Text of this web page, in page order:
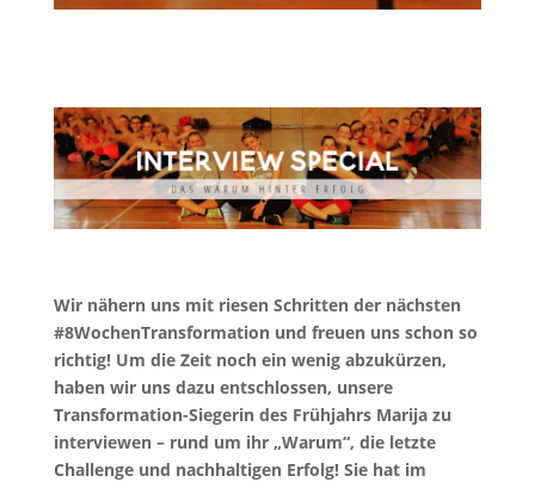
Wir nähern uns mit riesen Schritten der nächsten
#8WochenTransformation und freuen uns schon so
richtig! Um die Zeit noch ein wenig abzukürzen,
haben wir uns dazu entschlossen, unsere
Transformation-Siegerin des Frühjahrs Marija zu
interviewen – rund um ihr „Warum“, die letzte
Challenge und nachhaltigen Erfolg! Sie hat im